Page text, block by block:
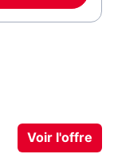
Voir l'offre